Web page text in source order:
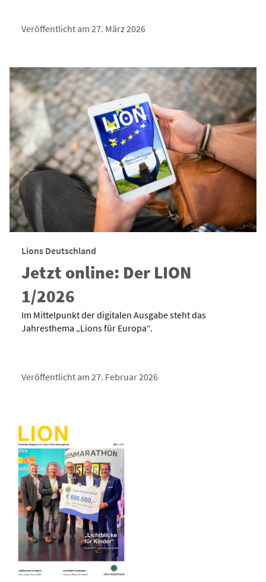
Veröffentlicht am 27. März 2026
Lions Deutschland
Jetzt online: Der LION
1/2026
Im Mittelpunkt der digitalen Ausgabe steht das
Jahresthema „Lions für Europa“.
Veröffentlicht am 27. Februar 2026